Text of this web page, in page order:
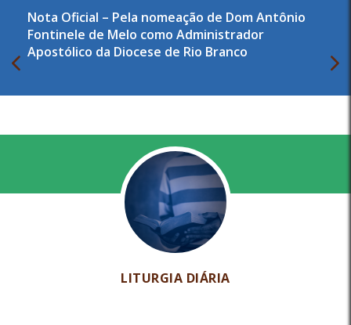
Nota Oficial – Pela nomeação de Dom Antônio
Fontinele de Melo como Administrador
Apostólico da Diocese de Rio Branco
LITURGIA DIÁRIA